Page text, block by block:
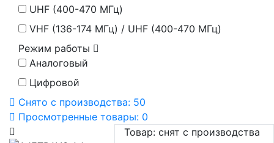
UHF (400-470 МГц)
VHF (136-174 МГц) / UHF (400-470 МГц)
Режим работы
Аналоговый
Цифровой
Снято с производства: 50
Просмотренные товары: 0
Товар: снят с производства